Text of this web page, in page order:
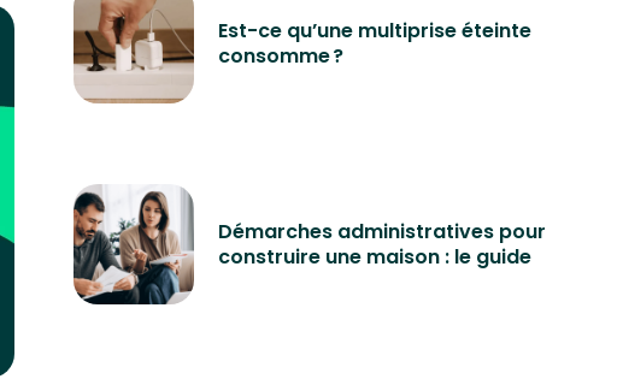
Est-ce qu’une multiprise éteinte
consomme ?
Démarches administratives pour
construire une maison : le guide